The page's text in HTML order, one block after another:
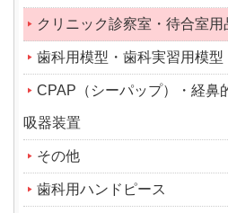
クリニック診察室・待合室用
歯科用模型・歯科実習用模型
CPAP（シーパップ）・経鼻
吸器装置
その他
歯科用ハンドピース